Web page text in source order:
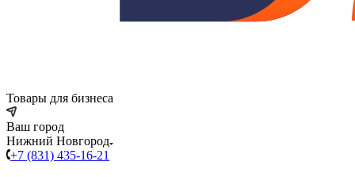
Товары для бизнеса
Ваш город
Нижний Новгород
+7 (831) 435-16-21